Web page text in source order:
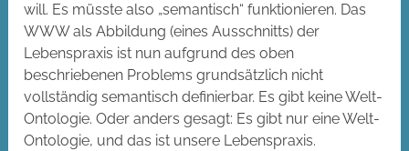
will. Es müsste also „semantisch“ funktionieren. Das
WWW als Abbildung (eines Ausschnitts) der
Lebenspraxis ist nun aufgrund des oben
beschriebenen Problems grundsätzlich nicht
vollständig semantisch definierbar. Es gibt keine Welt-
Ontologie. Oder anders gesagt: Es gibt nur eine Welt-
Ontologie, und das ist unsere Lebenspraxis.